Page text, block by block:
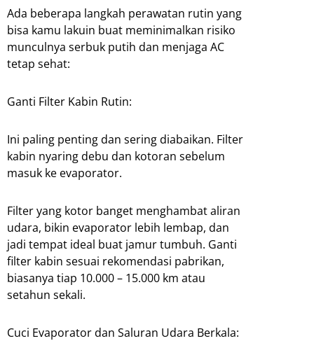
Ada beberapa langkah perawatan rutin yang
bisa kamu lakuin buat meminimalkan risiko
munculnya serbuk putih dan menjaga AC
tetap sehat:
Ganti Filter Kabin Rutin:
Ini paling penting dan sering diabaikan. Filter
kabin nyaring debu dan kotoran sebelum
masuk ke evaporator.
Filter yang kotor banget menghambat aliran
udara, bikin evaporator lebih lembap, dan
jadi tempat ideal buat jamur tumbuh. Ganti
filter kabin sesuai rekomendasi pabrikan,
biasanya tiap 10.000 – 15.000 km atau
setahun sekali.
Cuci Evaporator dan Saluran Udara Berkala: